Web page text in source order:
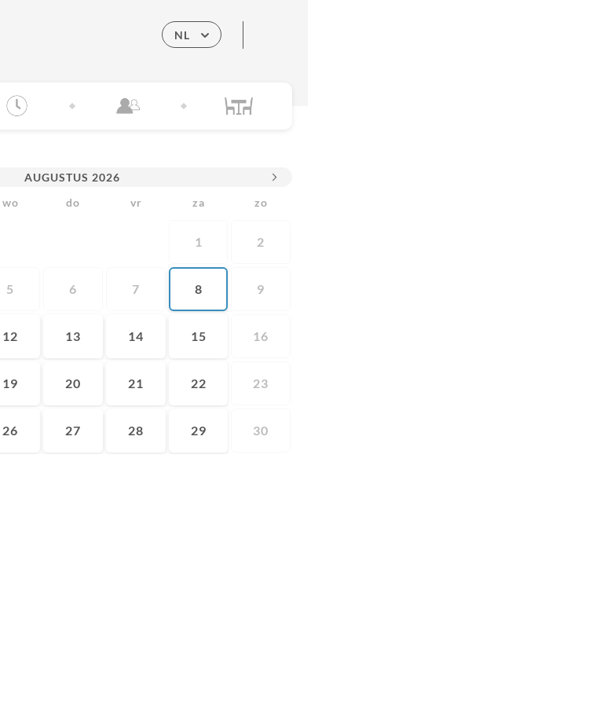
NL
AUGUSTUS 2026
wo do vr za zo
1 2
5 6 7 8 9
12 13 14 15 16
19 20 21 22 23
26 27 28 29 30